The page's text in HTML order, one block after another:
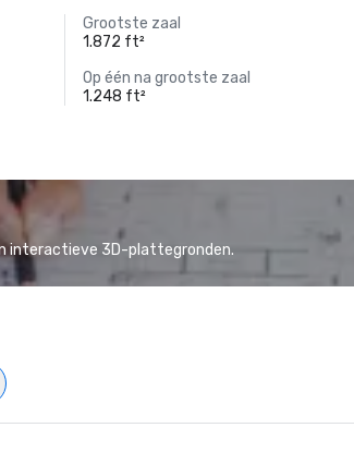
Grootste zaal
1.872 ft²
Op één na grootste zaal
1.248 ft²
interactieve 3D-plattegronden.